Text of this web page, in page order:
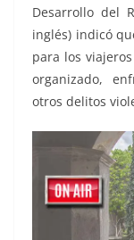
Desarrollo del
inglés) indicó
para los
organizado,
otros delitos